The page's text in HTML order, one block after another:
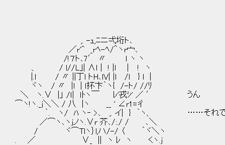
,. -ｭ,ﾆニ弌垳ト､
／r'^ _rﾍ-ﾍ/＾ヽr宀､
/!７ト､7′ 〃 ｌ ヽ ヽ
、 / l//L｣| ∧ｌ | ! |l ｜ ! ヽ
|.l / 〃 ||丁l トH､lV| |l /l } l |
ヾヽ / 〃 |l | ｌ抔卞｀ヽ{ /-ト/ //ﾘ
＼ ヽ.∨ |」 /ｌ| ｌﾄヽ￣ ﾚ'戎ｼ' ／ ′ うん
⌒ヽ!ヽ._j＼＼ / 八 |ヽ __ ' ∠r1=彳
｀. ヽ/ ﾊ ヽ‐ >､ ,. イ| } ｀ヽ、 ……それで、ギャ
／⌒ヽ､ヽjノヽ.∨r 芥､/:./ / ､＼
/ ヾ⌒Tlヽ｝l,ハ/-/ 〈 ｀ヾ＼ヽ
. ／ ∨_ || ヽ ﾚ ヽ くヽ.j